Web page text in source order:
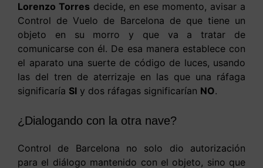
Lorenzo Torres decide, en ese momento, avisar a
Control de Vuelo de Barcelona de que tiene un
objeto en su morro y que va a tratar de
comunicarse con él. De esa manera establece con
el aparato una suerte de código de luces, usando
las del tren de aterrizaje en las que una ráfaga
significaría SI y dos ráfagas significarían NO.
¿Dialogando con la otra nave?
Control de Barcelona no solo dio autorización
para el diálogo mantenido con el objeto, sino que